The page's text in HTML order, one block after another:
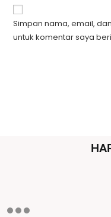
Simpan nama, email,
untuk komentar saya